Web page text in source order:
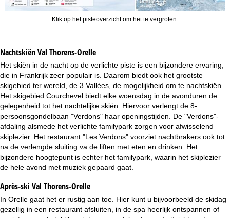
Klik op het pisteoverzicht om het te vergroten.
NachtskiënVal Thorens-Orelle
Het skiën in de nacht op de verlichte piste is een bijzondere ervaring,
die in Frankrijk zeer populair is. Daarom biedt ook het grootste
skigebied ter wereld, de 3 Vallées, de mogelijkheid om te nachtskiën.
Het skigebied Courchevel biedt elke woensdag in de avonduren de
gelegenheid tot het nachtelijke skiën. Hiervoor verlengt de 8-
persoonsgondelbaan "Verdons" haar openingstijden. De "Verdons"-
afdaling alsmede het verlichte familypark zorgen voor afwisselend
skiplezier. Het restaurant "Les Verdons" voorziet nachtbrakers ook tot
na de verlengde sluiting va de liften met eten en drinken. Het
bijzondere hoogtepunt is echter het familypark, waarin het skiplezier
de hele avond met muziek gepaard gaat.
Après-ski Val Thorens-Orelle
In Orelle gaat het er rustig aan toe. Hier kunt u bijvoorbeeld de skidag
gezellig in een restaurant afsluiten, in de spa heerlijk ontspannen of